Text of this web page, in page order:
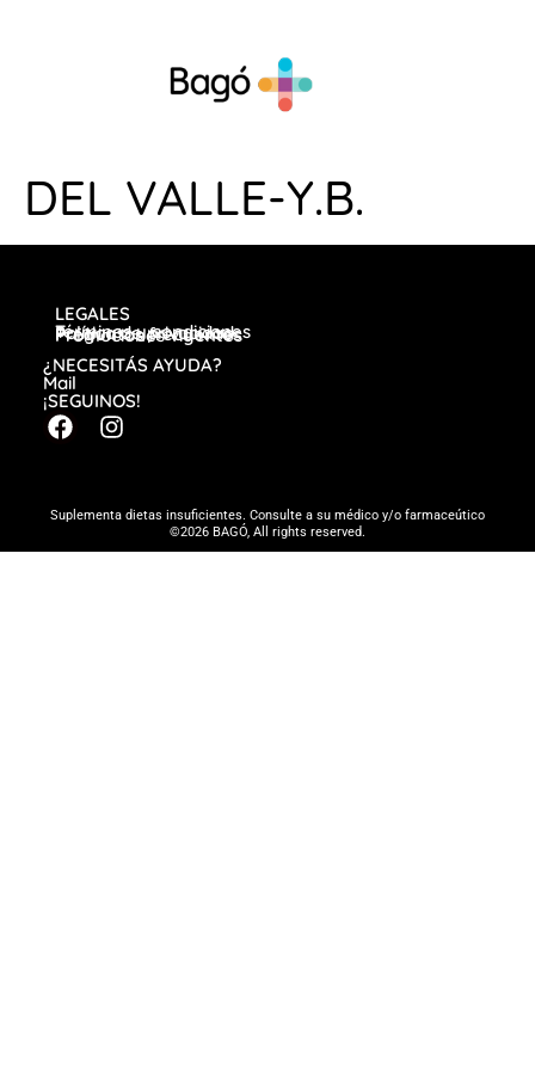
DEL VALLE-Y.B.
LEGALES
Términos y condiciones
Política de privacidad
Preguntas frecuentes
Promociones vigentes
¿NECESITÁS AYUDA?
Mail
¡SEGUINOS!
Suplementa dietas insuficientes. Consulte a su médico y/o farmaceútico
©2026 BAGÓ, All rights reserved.